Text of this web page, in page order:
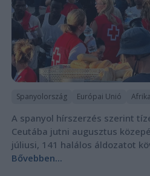
Spanyolország Európai Unió Afrika
A spanyol hírszerzés szerint
Ceutába jutni augusztus
júliusi, 141 halálos áldozatot
Bővebben...